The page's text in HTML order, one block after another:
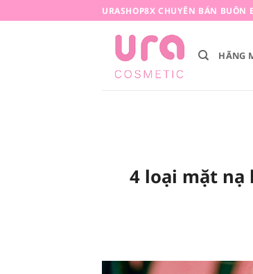
qua
URASHOP8X CHUYÊN BÁN
HÃNG
4 loại mặt nạ